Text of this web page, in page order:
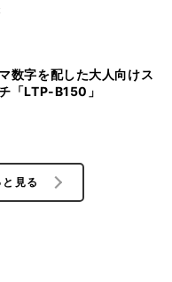
数字を配した大人向けス
「LTP-B150」
見る